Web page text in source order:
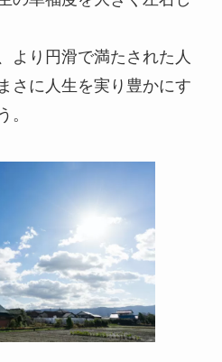
より円滑で満たされた人
さに人生を実り豊かにす
。